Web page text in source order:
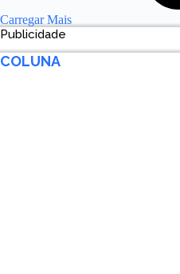
Carregar Mais
Publicidade
COLUNA